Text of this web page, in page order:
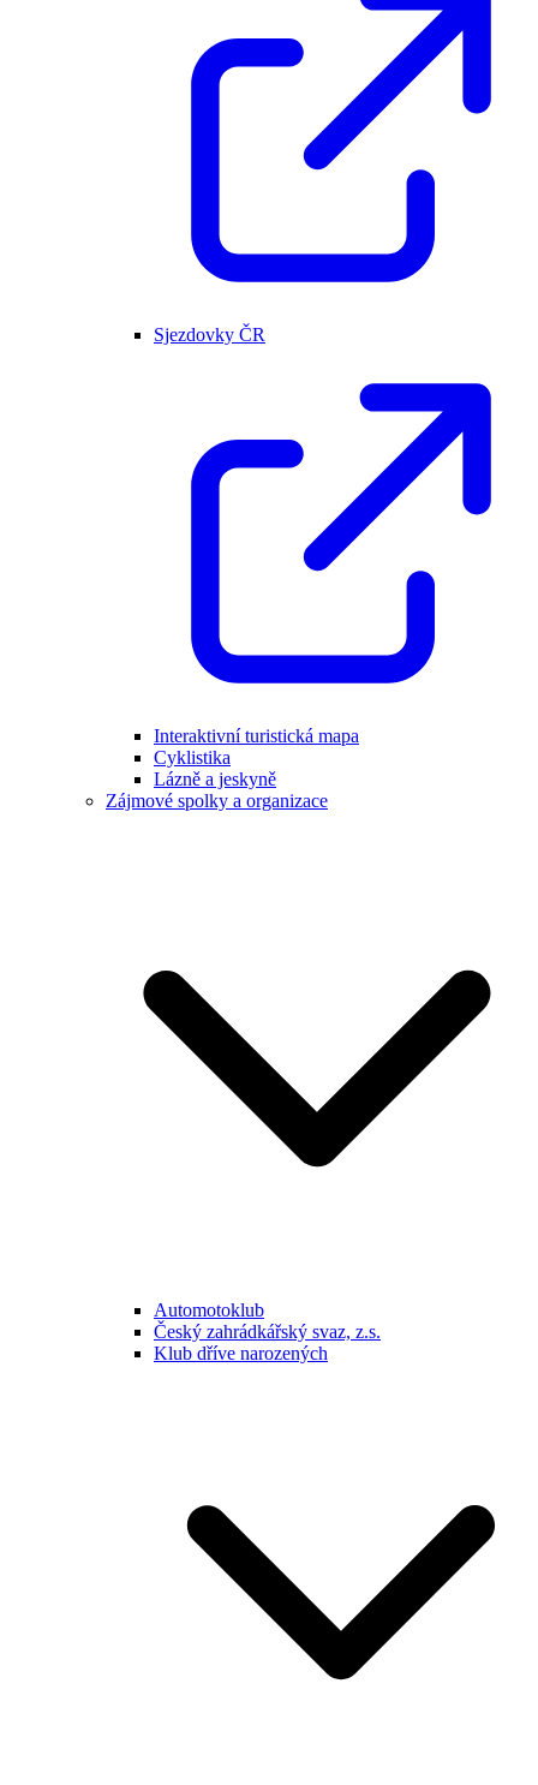
Sjezdovky ČR
Interaktivní turistická mapa
Cyklistika
Lázně a jeskyně
Zájmové spolky a organizace
Automotoklub
Český zahrádkářský svaz, z.s.
Klub dříve narozených